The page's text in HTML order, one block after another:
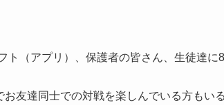
ト（アプリ）、保護者の皆さん、生徒達に
友達同士での対戦を楽しんでいる方もい